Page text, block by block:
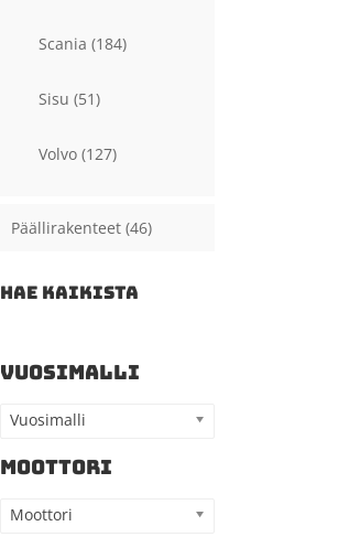
Scania (184)
Sisu (51)
Volvo (127)
Päällirakenteet (46)
HAE KAIKISTA
VUOSIMALLI
Vuosimalli
MOOTTORI
Moottori